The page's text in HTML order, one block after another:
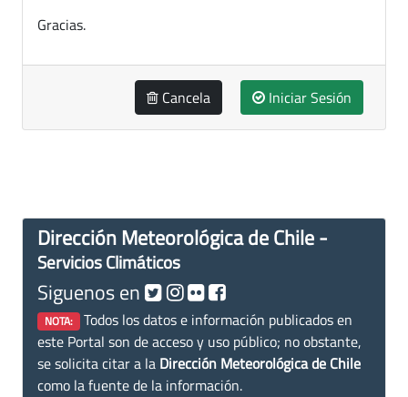
Gracias.
Cancela Iniciar Sesión
Dirección Meteorológica de Chile -
Servicios Climáticos
Siguenos en
NOTA: Todos los datos e información publicados en
este Portal son de acceso y uso público; no obstante,
se solicita citar a la Dirección Meteorológica de Chile
como la fuente de la información.